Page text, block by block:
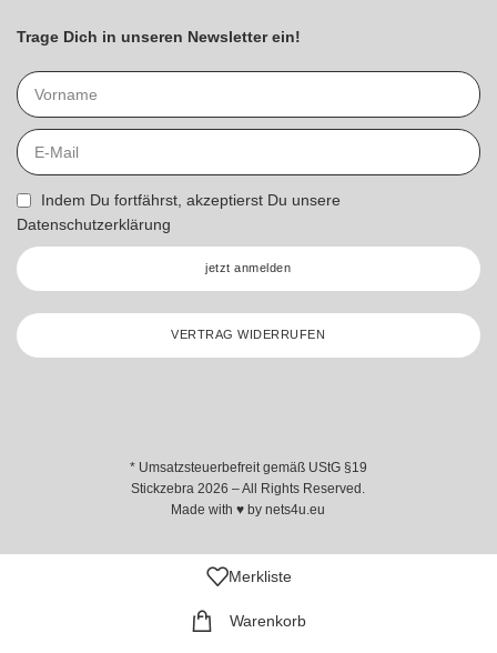
Trage Dich in unseren Newsletter ein!
Indem Du fortfährst, akzeptierst Du unsere
Datenschutzerklärung
jetzt anmelden
VERTRAG WIDERRUFEN
* Umsatzsteuerbefreit gemäß UStG §19
Stickzebra 2026 – All Rights Reserved.
Made with ♥ bynets4u.eu
Merkliste
Warenkorb